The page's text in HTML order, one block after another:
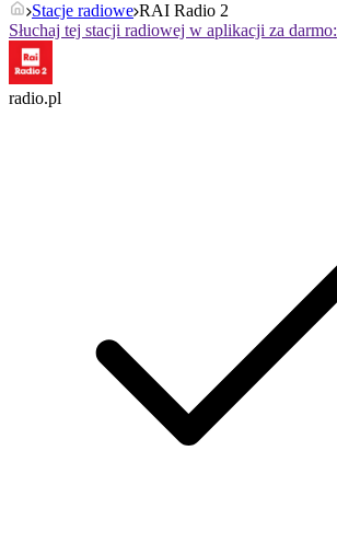
Stacje radiowe RAI Radio 2
Słuchaj tej stacji radiowej w aplikacji za darmo:
radio.pl